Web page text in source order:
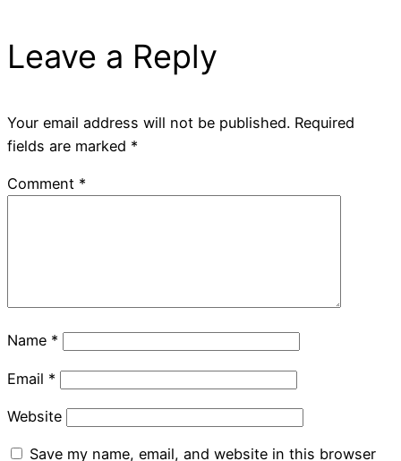
Leave a Reply
Your email address will not be published. Required
fields are marked *
Comment *
Name *
Email *
Website
Save my name, email, and website in this browser